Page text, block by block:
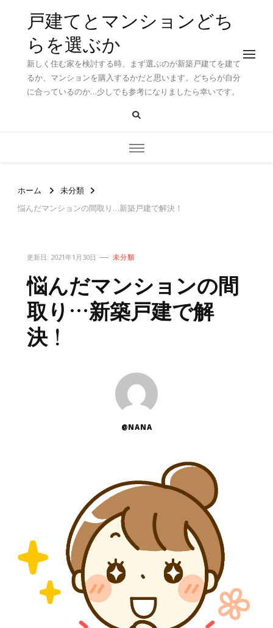
戸建てとマンションどち
らを選ぶか
新しく住む家を検討する時、まず選ぶのが新築戸建てを建て
るか、マンションを購入するかだと思います。どちらが自分
に合っているのか…少しでも参考になりましたら幸いです。
ホーム
未分類
悩んだマンションの間取り…新築戸建で解決！
更新日: 2021年1月30日 未分類
悩んだマンションの間
取り…新築戸建で解
決！
@NANA